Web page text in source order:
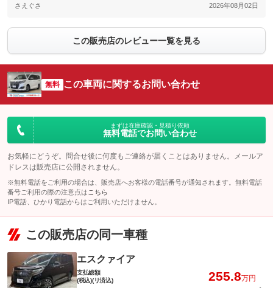
さえぐさ 2026年08月02日
この販売店のレビュー一覧を見る
無料 この車両に関するお問い合わせ
まずは在庫確認・見積り依頼
無料電話でお問い合わせ
お気軽にどうぞ。問合せ後に何度もご連絡が届くことはありません。メールア
ドレスは販売店に公開されません。
※無料電話をご利用の場合は、販売店へお客様の電話番号が通知されます。無料電話
番号ご利用の際の注意点は こちら
IP電話、ひかり電話からはご利用いただけません。
この販売店の同一車種
エスクァイア
支払総額
(税込)(リ済込)
255.8万円